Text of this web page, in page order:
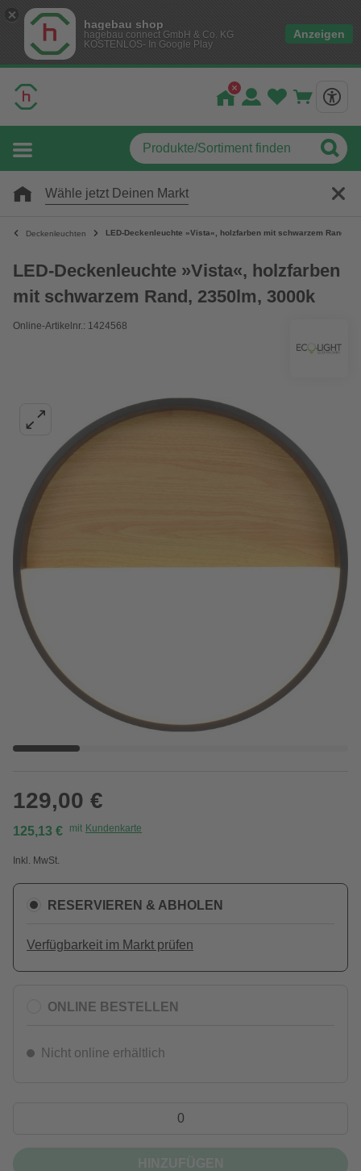
hagebau shop
hagebau connect GmbH & Co. KG
KOSTENLOS- In Google Play
Anzeigen
Wähle jetzt Deinen Markt
Deckenleuchten LED-Deckenleuchte »Vista«, holzfarben mit schwarzem Rand,
LED-Deckenleuchte »Vista«, holzfarben
mit schwarzem Rand, 2350lm, 3000k
Online-Artikelnr.: 1424568
129,00 €
125,13 € mit Kundenkarte
Inkl. MwSt.
RESERVIEREN & ABHOLEN
Verfügbarkeit im Markt prüfen
ONLINE BESTELLEN
Nicht online erhältlich